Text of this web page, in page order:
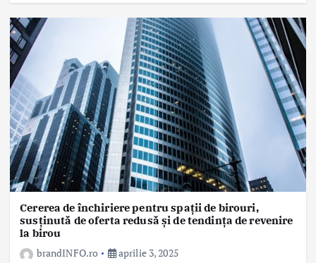
Cererea de închiriere pentru spații de birouri,
susținută de oferta redusă și de tendința de revenire
la birou
brandINFO.ro
aprilie 3, 2025